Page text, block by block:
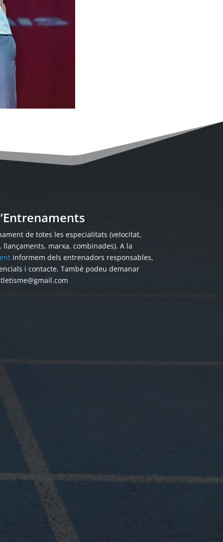
de totes les especialitats (velocitat,
marxa, combinades). A la
informem dels entrenadors responsables,
i contacte. També podeu demanar